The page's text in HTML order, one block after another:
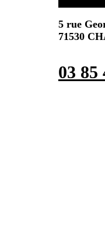
5 rue
71530
03 85